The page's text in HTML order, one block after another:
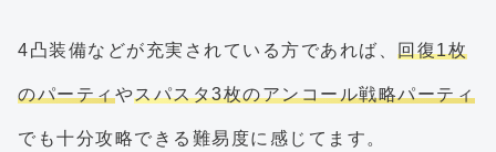
4凸装備などが充実されている方であれば、 回復1枚
のパーティやスパスタ3枚のアンコール戦略パーティ
でも十分攻略できる難易度に感じてます。